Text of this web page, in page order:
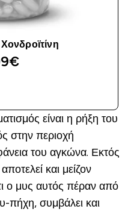
είναι η ρήξη του
στην περιοχή
του αγκώνα. Εκτός
και μείζον
ο μυς αυτός πέραν από
πήχη, συμβάλει και